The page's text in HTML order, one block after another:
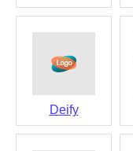
Deify